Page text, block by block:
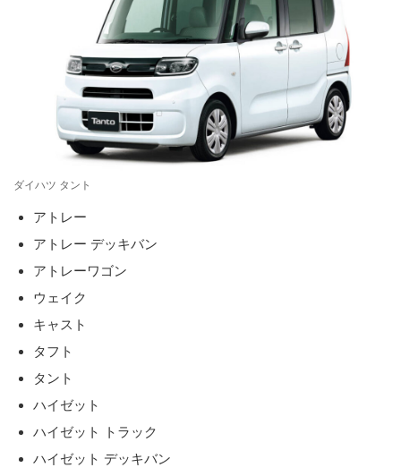
ダイハツ タント
アトレー
アトレー デッキバン
アトレーワゴン
ウェイク
キャスト
タフト
タント
ハイゼット
ハイゼット トラック
ハイゼット デッキバン